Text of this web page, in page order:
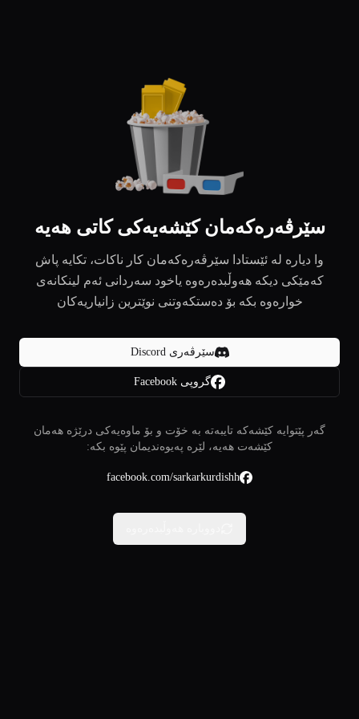
سێرڤەرەکەمان کێشەیەکی کاتی هەیە
وا دیارە لە ئێستادا سێرڤەرەکەمان کار ناکات، تکایە پاش
کەمێکی دیکە هەوڵبدەرەوە یاخود سەردانی ئەم لینکانەی
خوارەوە بکە بۆ دەستکەوتنی نوێترین زانیاریەکان
سێرڤەری Discord
گروپی Facebook
گەر پێتوایە کێشەکە تایبەتە بە خۆت و بۆ ماوەیەکی درێژە هەمان
کێشەت هەیە، لێرە پەیوەندیمان پێوە بکە:
facebook.com/sarkarkurdishh